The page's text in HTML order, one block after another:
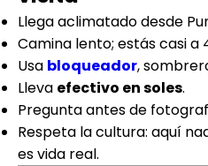
Llega aclimatado desde
Camina lento; estás casi a
Usa bloqueador,
Lleva efectivo en soles.
Pregunta antes de
Respeta la cultura: aquí
es vida real.